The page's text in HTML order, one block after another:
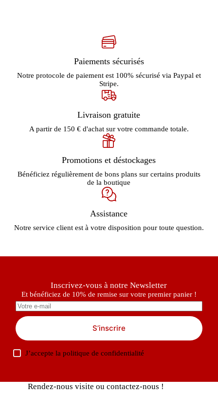
Paiements sécurisés
Notre protocole de paiement est 100% sécurisé via Paypal et
Stripe.
Livraison gratuite
A partir de 150 € d'achat sur votre commande totale.
Promotions et déstockages
Bénéficiez régulièrement de bons plans sur certains produits
de la boutique
Assistance
Notre service client est à votre disposition pour toute question.
Inscrivez-vous à notre Newsletter
Et bénéficiez de 10% de remise sur votre premier panier !
S’inscrire
J’accepte lapolitique de confidentialité
Rendez-nous visite ou contactez-nous !